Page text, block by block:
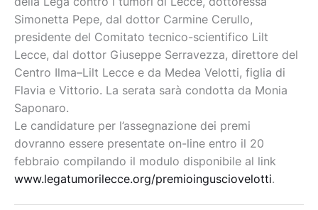
Simonetta Pepe, dal dottor Carmine Cerullo,
presidente del Comitato tecnico-scientifico Lilt
Lecce, dal dottor Giuseppe Serravezza, direttore del
Centro Ilma–Lilt Lecce e da Medea Velotti, figlia di
Flavia e Vittorio. La serata sarà condotta da Monia
Saponaro.
Le candidature per l’assegnazione dei premi
dovranno essere presentate on-line entro il 20
febbraio compilando il modulo disponibile al link
www.legatumorilecce.org/premioingusciovelotti.